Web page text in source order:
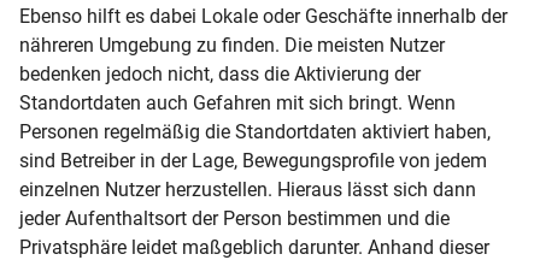
Ebenso hilft es dabei Lokale oder Geschäfte innerhalb der
nähreren Umgebung zu finden. Die meisten Nutzer
bedenken jedoch nicht, dass die Aktivierung der
Standortdaten auch Gefahren mit sich bringt. Wenn
Personen regelmäßig die Standortdaten aktiviert haben,
sind Betreiber in der Lage, Bewegungsprofile von jedem
einzelnen Nutzer herzustellen. Hieraus lässt sich dann
jeder Aufenthaltsort der Person bestimmen und die
Privatsphäre leidet maßgeblich darunter. Anhand dieser